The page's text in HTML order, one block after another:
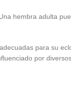
hembra adulta
para su
por